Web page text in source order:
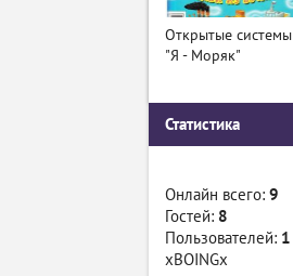
Открытые системы
"Я - Моряк"
Статистика
Онлайн всего: 9
Гостей: 8
Пользователей: 1
xBOINGx